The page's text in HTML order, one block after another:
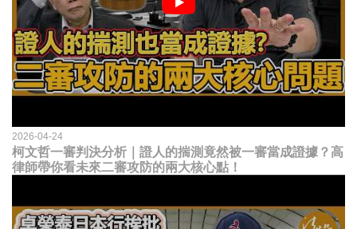
2026-04-24
柯文哲一審判決分析｜證人的揣測竟然被一審當成證據？高
律師帶你看未來二審攻防的兩大核心點！